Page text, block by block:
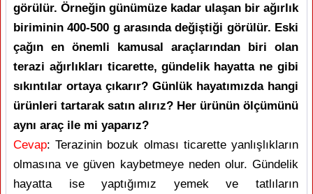
görülür. Örneğin günümüze kadar ulaşan bir ağırlık
biriminin 400-500 g arasında değiştiği görülür. Eski
çağın en önemli kamusal araçlarından biri olan
terazi ağırlıkları ticarette, gündelik hayatta ne gibi
sıkıntılar ortaya çıkarır? Günlük hayatımızda hangi
ürünleri tartarak satın alırız? Her ürünün ölçümünü
aynı araç ile mi yaparız?
Cevap: Terazinin bozuk olması ticarette yanlışlıkların
olmasına ve güven kaybetmeye neden olur. Gündelik
hayatta ise yaptığımız yemek ve tatlıların